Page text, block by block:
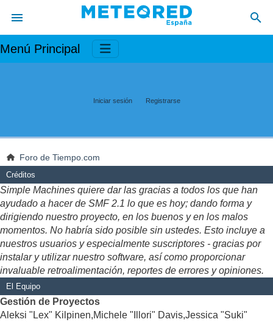
Menú Principal
Iniciar sesión Registrarse
Foro de Tiempo.com
Créditos
Simple Machines quiere dar las gracias a todos los que han
ayudado a hacer de SMF 2.1 lo que es hoy; dando forma y
dirigiendo nuestro proyecto, en los buenos y en los malos
momentos. No habría sido posible sin ustedes. Esto incluye a
nuestros usuarios y especialmente suscriptores - gracias por
instalar y utilizar nuestro software, así como proporcionar
invaluable retroalimentación, reportes de errores y opiniones.
El Equipo
Gestión de Proyectos
Aleksi "Lex" Kilpinen,Michele "Illori" Davis,Jessica "Suki"